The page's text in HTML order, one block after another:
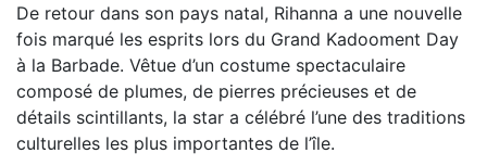
De retour dans son pays natal, Rihanna a une nouvelle
fois marqué les esprits lors du Grand Kadooment Day
à la Barbade. Vêtue d’un costume spectaculaire
composé de plumes, de pierres précieuses et de
détails scintillants, la star a célébré l’une des traditions
culturelles les plus importantes de l’île.